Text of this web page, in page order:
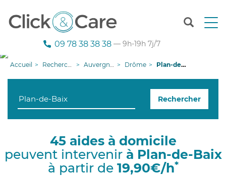
T
n
g
i
09 78 38 38 38 — 9h-19h 7j/7
Accueil Recherche aide à domicile Auvergne-Rhône-Alpes Drôme Plan-de-Baix
Rechercher
45 aides à domicile
peuvent intervenir à Plan-de-Baix
à partir de 19,90€/h*